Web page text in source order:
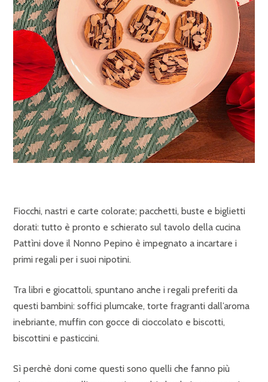
Fiocchi, nastri e carte colorate; pacchetti, buste e biglietti
dorati: tutto è pronto e schierato sul tavolo della cucina
Pattìni dove il Nonno Pepino è impegnato a incartare i
primi regali per i suoi nipotini.
Tra libri e giocattoli, spuntano anche i regali preferiti da
questi bambini: soffici plumcake, torte fragranti dall’aroma
inebriante, muffin con gocce di cioccolato e biscotti,
biscottini e pasticcini.
Sì perchè doni come questi sono quelli che fanno più